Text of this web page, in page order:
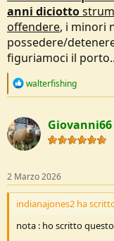
avere altro valore che
calcio sui coltelli. Nulla
anni diciotto
offendere, i minori
possedere/
figuriamoci il
R
c
t
i
o
s
:
walterfishing
Giovanni66
2 Marzo 2026
indianajones2 ha
nota : ho scritto